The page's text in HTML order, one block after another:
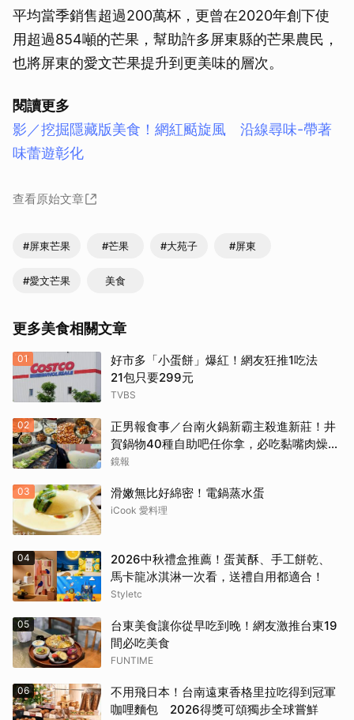
平均當季銷售超過200萬杯，更曾在2020年創下使
用超過854噸的芒果，幫助許多屏東縣的芒果農民，
也將屏東的愛文芒果提升到更美味的層次。
閱讀更多
影／挖掘隱藏版美食！網紅颳旋風 沿線尋味-帶著
味蕾遊彰化
查看原始文章
#屏東芒果 #芒果 #大苑子 #屏東
#愛文芒果 美食
更多美食相關文章
01
好市多「小蛋餅」爆紅！網友狂推1吃法
21包只要299元
TVBS
02
正男報食事／台南火鍋新霸主殺進新莊！井
賀鍋物40種自助吧任你拿，必吃黏嘴肉燥
飯、現做棉花糖
鏡報
03 滑嫩無比好綿密！電鍋蒸水蛋
iCook 愛料理
04
2026中秋禮盒推薦！蛋黃酥、手工餅乾、
馬卡龍冰淇淋一次看，送禮自用都適合！
Styletc
05
台東美食讓你從早吃到晚！網友激推台東19
間必吃美食
FUNTIME
06
不用飛日本！台南遠東香格里拉吃得到冠軍
咖哩麵包 2026得獎可頌獨步全球嘗鮮